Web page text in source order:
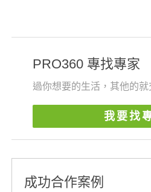
PRO360 專找專家
過你想要的生活，其他的就
我要找
成功合作案例